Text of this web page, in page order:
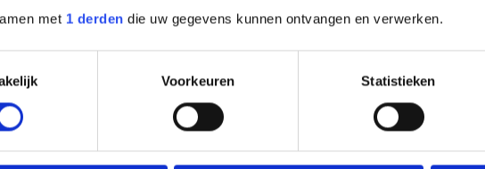
met 1 derden die uw gegevens kunnen ontvangen en verwerken.
Voorkeuren Statistieken
werksfeer in een bedrijf met een platte organisatiestructuur.
afhankelijk van leeftijd en ervaring.
urige werkweek).